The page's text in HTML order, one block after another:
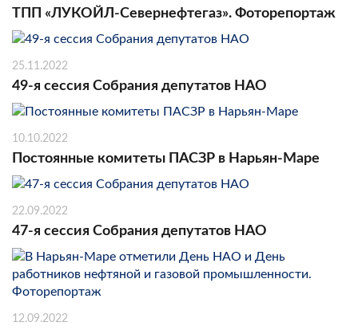
ТПП «ЛУКОЙЛ-Севернефтегаз». Фоторепортаж
25.11.2022
49-я сессия Собрания депутатов НАО
10.10.2022
Постоянные комитеты ПАСЗР в Нарьян-Маре
22.09.2022
47-я сессия Собрания депутатов НАО
12.09.2022